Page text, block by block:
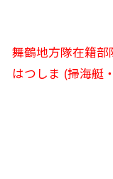
舞鶴地方隊在籍
はつしま (掃海艇